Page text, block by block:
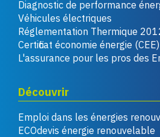
Diagnostic de performance
Véhicules électriques
Réglementation Thermique
Certificat économie énergie (CEE)
L'assurance pour les pros des
Découvrir
Emploi dans les énergies
ECOdevis énergie renouvelable